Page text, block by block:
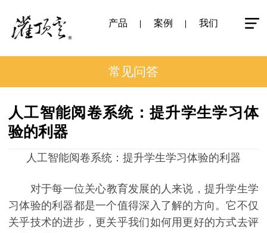
产品 案例 我们
常见问答
人工智能阅卷系统：提升学生学习体
验的利器
人工智能阅卷系统：提升学生学习体验的利器
对于每一位关心教育发展的人来说，提升学生学
习体验的利器都是一个值得深入了解的方向。它不仅
关乎技术的进步，更关乎我们如何用更好的方式去评